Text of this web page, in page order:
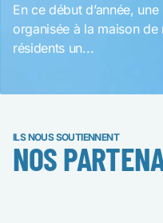
En ce début d’année,
organisée à la maison
résidents un...
ILS NOUS SOUTIENNENT
NOS